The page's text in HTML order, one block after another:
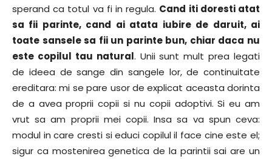
sperand ca totul va fi in regula. Cand iti doresti atat
sa fii parinte, cand ai atata iubire de daruit, ai
toate sansele sa fii un parinte bun, chiar daca nu
este copilul tau natural. Unii sunt mult prea legati
de ideea de sange din sangele lor, de continuitate
ereditara: mi se pare usor de explicat aceasta dorinta
de a avea proprii copii si nu copii adoptivi. Si eu am
vrut sa am proprii mei copii. Insa sa va spun ceva:
modul in care cresti si educi copilul il face cine este el;
sigur ca mostenirea genetica de la parintii sai are un